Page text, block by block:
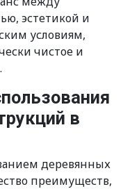
эстетикой и
условиям,
чистое и
в
деревянных
преимуществ,